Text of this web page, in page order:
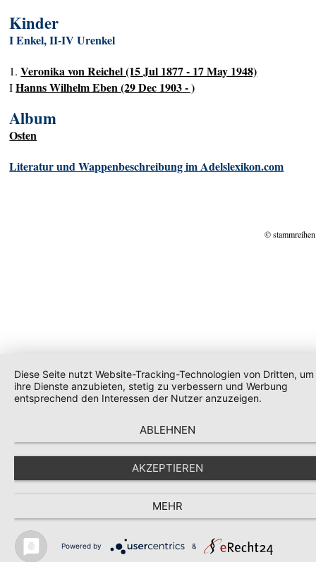
Kinder
I Enkel, II-IV Urenkel
1.Veronika von Reichel (15 Jul 1877 - 17 May 1948)
IHanns Wilhelm Eben (29 Dec 1903 - )
Album
Osten
Literatur und Wappenbeschreibung im Adelslexikon.com
©
Diese Seite nutzt Website-Tracking-Technologien von Dritten, um
ihre Dienste anzubieten, stetig zu verbessern und Werbung
entsprechend den Interessen der Nutzer anzuzeigen.
ABLEHNEN
AKZEPTIEREN
MEHR
Powered by &